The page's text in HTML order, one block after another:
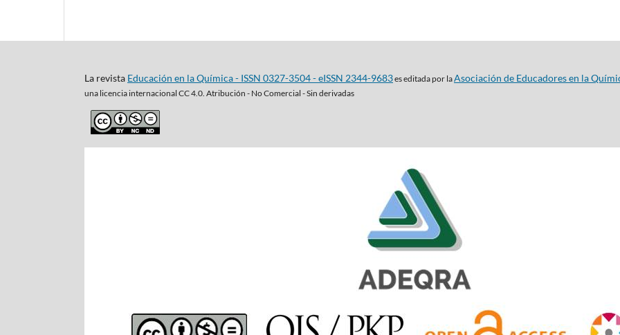
La revista Educación en la Química - ISSN 0327-3504 - eISSN 2344-9683es editada por laAsociación de Educadores en la
una licencia internacional CC 4.0. Atribución - No Comercial - Sin derivadas